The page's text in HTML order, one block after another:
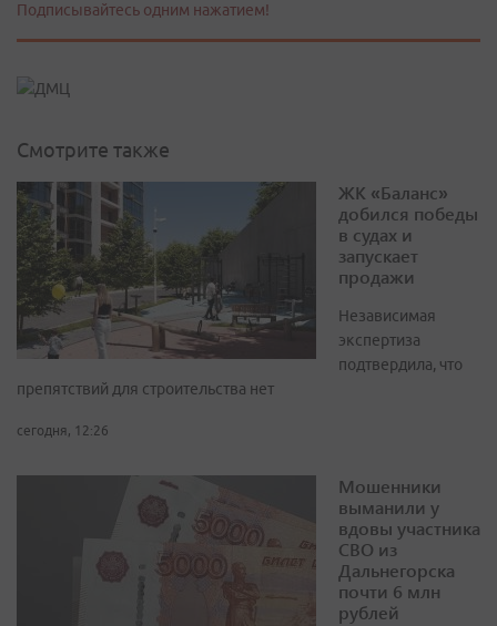
Подписывайтесь одним нажатием!
Смотрите также
ЖК «Баланс»
добился победы
в судах и
запускает
продажи
Независимая
экспертиза
подтвердила, что
препятствий для строительства нет
сегодня, 12:26
Мошенники
выманили у
вдовы участника
СВО из
Дальнегорска
почти 6 млн
рублей